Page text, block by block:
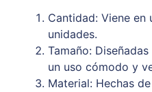
Cantidad: Viene en
unidades.
Tamaño:
un uso cómodo y
Material: Hechas